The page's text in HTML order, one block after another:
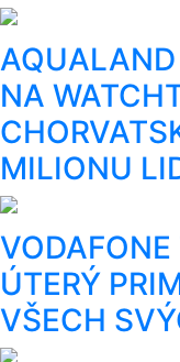
NA
MILIONU
ÚTERÝ
VŠECH